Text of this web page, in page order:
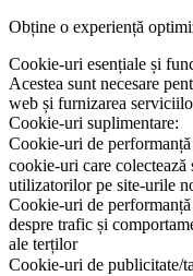
Obține o experiență
Cookie-uri esențiale și
Acestea sunt necesare
web și furnizarea
Cookie-uri suplimentare:
Cookie-uri de performanță
cookie-uri care
utilizatorilor pe site-urile
Cookie-uri de performanță
despre trafic și
ale terților
Cookie-uri de publicitate/